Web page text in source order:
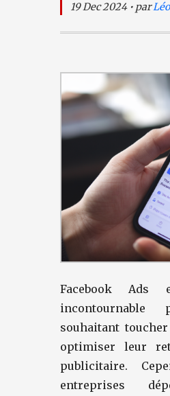
19 Dec 2024 • par
Facebook
souhaitant
optimiser leur
publicitaire.
entreprises